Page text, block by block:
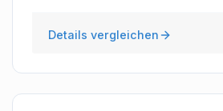
Details vergleichen